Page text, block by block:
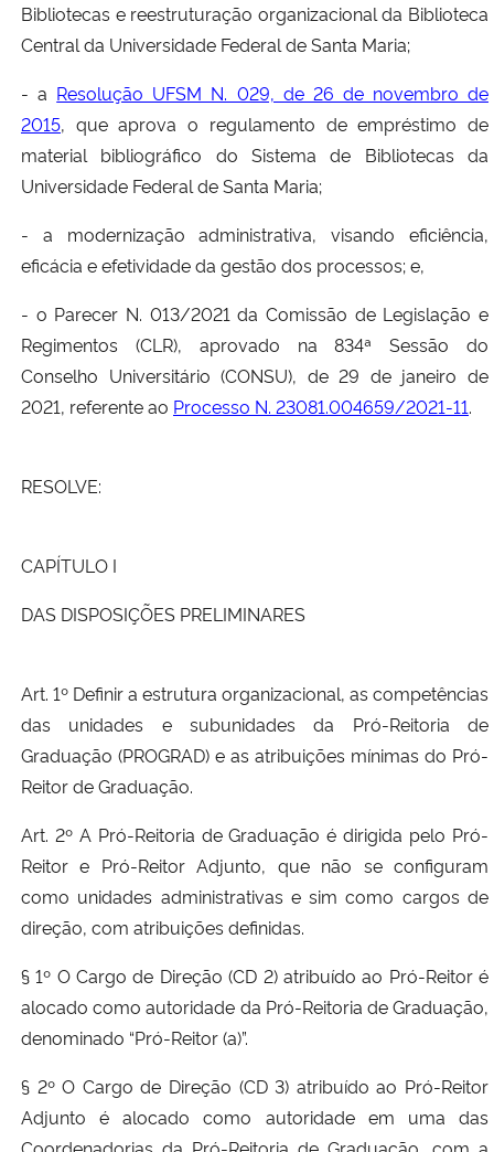
Bibliotecas e reestruturação organizacional da Biblioteca
Central da Universidade Federal de Santa Maria;
- a Resolução UFSM N. 029, de 26 de novembro de
2015, que aprova o regulamento de empréstimo de
material bibliográfico do Sistema de Bibliotecas da
Universidade Federal de Santa Maria;
- a modernização administrativa, visando eficiência,
eficácia e efetividade da gestão dos processos; e,
- o Parecer N. 013/2021 da Comissão de Legislação e
Regimentos (CLR), aprovado na 834ª Sessão do
Conselho Universitário (CONSU), de 29 de janeiro de
2021, referente ao Processo N. 23081.004659/2021-11.
RESOLVE:
CAPÍTULO I
DAS DISPOSIÇÕES PRELIMINARES
Art. 1º Definir a estrutura organizacional, as competências
das unidades e subunidades da Pró-Reitoria de
Graduação (PROGRAD) e as atribuições mínimas do Pró-
Reitor de Graduação.
Art. 2º A Pró-Reitoria de Graduação é dirigida pelo Pró-
Reitor e Pró-Reitor Adjunto, que não se configuram
como unidades administrativas e sim como cargos de
direção, com atribuições definidas.
§ 1º O Cargo de Direção (CD 2) atribuído ao Pró-Reitor é
alocado como autoridade da Pró-Reitoria de Graduação,
denominado “Pró-Reitor (a)”.
§ 2º O Cargo de Direção (CD 3) atribuído ao Pró-Reitor
Adjunto é alocado como autoridade em uma das